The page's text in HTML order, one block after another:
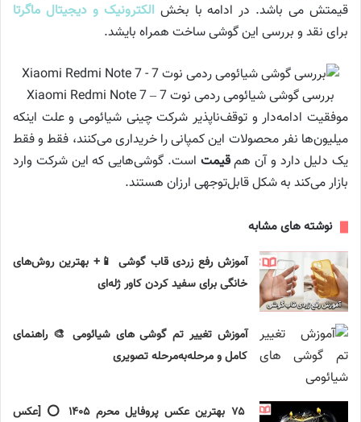
قیمتش می باشد. در ادامه با بخش الکترونیک و دیجیتال ماگرتا
برای نقد و بررسی این گوشی ساخت همراه بایشد.
بررسی گوشی شیائومی ردمی نوت 7 – Xiaomi Redmi Note 7
موفقیت ادامه‌دار و توقف‌ناپذیر شرکت چینی شیائومی و علت اینکه
میلیون‌ها نفر محصولات این کمپانی را خریداری می‌کنند، فقط و فقط
یک دلیل دارد و آن همقیمت است. گوشی‌هایی که این شرکت وارد
بازار می‌کند به شکل قابل‌توجهی ارزان هستند.
نوشته های مشابه
آموزش رفع زردی قاب گوشی 📱+ بهترین روش‌های
خانگی برای سفید کردن کاور ژله‌ای
آموزش تغییر تم گوشی های شیائومی 🎨 راهنمای
کامل و مرحله‌به‌مرحله تصویری
۷۵ بهترین عکس پروفایل محرم ۱۴۰۵ ⭕️ [عکس